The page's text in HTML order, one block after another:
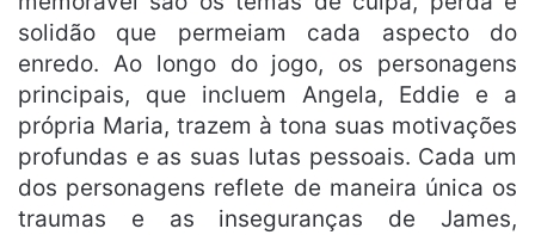
solidão que permeiam cada aspecto do
enredo. Ao longo do jogo, os personagens
principais, que incluem Angela, Eddie e a
própria Maria, trazem à tona suas motivações
profundas e as suas lutas pessoais. Cada um
dos personagens reflete de maneira única os
traumas e as inseguranças de James,